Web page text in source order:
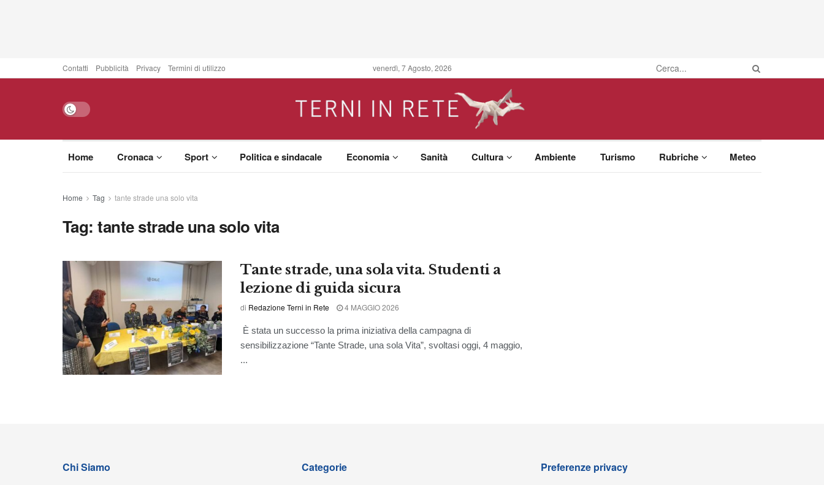
Contatti Pubblicità Privacy Termini di utilizzo venerdì, 7 Agosto, 2026
Home Cronaca Sport Politica e sindacale Economia Sanità Cultura Ambiente Turismo Rubriche Meteo
Home Tag tante strade una solo vita
Tag:tante strade una solo vita
Tante strade, una sola vita. Studenti a
lezione di guida sicura
di Redazione Terni in Rete 4 MAGGIO 2026
È stata un successo la prima iniziativa della campagna di
sensibilizzazione “Tante Strade, una sola Vita”, svoltasi oggi, 4 maggio,
...
Chi Siamo Categorie Preferenze privacy